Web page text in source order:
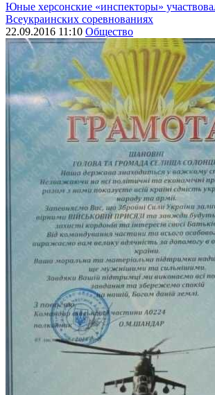
Юные херсонские «инспекторы»
Всеукраинских соревнованиях
22.09.2016 11:10 Общество